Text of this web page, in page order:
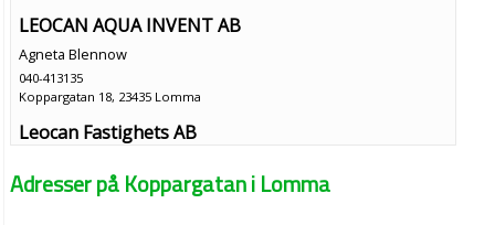
LEOCAN AQUA INVENT AB
Agneta Blennow
040-413135
Koppargatan 18, 23435 Lomma
Leocan Fastighets AB
040-413135
Adresser på Koppargatan i Lomma